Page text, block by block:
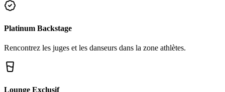
Platinum Backstage
Rencontrez les juges et les danseurs dans la zone athlètes.
Lounge Exclusif